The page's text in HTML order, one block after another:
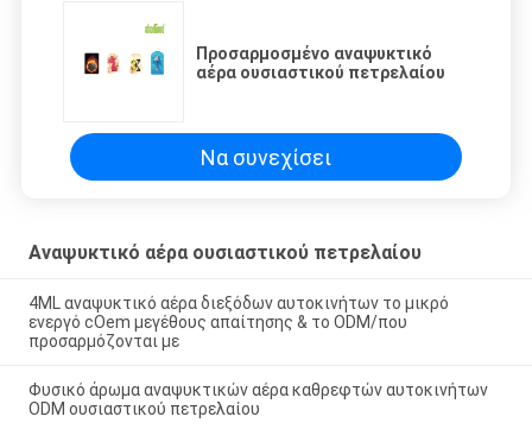
Προσαρμοσμένο αναψυκτικό
αέρα ουσιαστικού πετρελαίου
Να συνεχίσει
Αναψυκτικό αέρα ουσιαστικού πετρελαίου
4ML αναψυκτικό αέρα διεξόδων αυτοκινήτων το μικρό
ενεργό cOem μεγέθους απαίτησης & το ODM/που
προσαρμόζονται με
Φυσικό άρωμα αναψυκτικών αέρα καθρεφτών αυτοκινήτων
ODM ουσιαστικού πετρελαίου